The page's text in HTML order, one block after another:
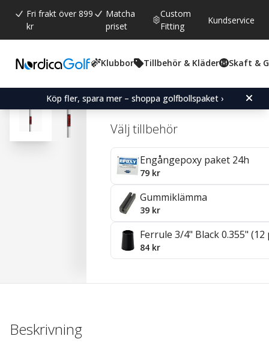
Fri frakt över 899
kr
Matcha
priset
Custom
Fitting
Kundservice
Klubbor Tillbehör & Kläder Skaft &
Köp fler, spara mer – shoppa golfbollspaket ›
Snittbetyg:
4.9 (röster:
8)
KBS Tour V Stål 0.355"
Välj tillbehör
Engångepoxy paket 24h
79 kr
Gummiklämma
39 kr
Ferrule 3/4" Black 0.355" (12
84 kr
Beskrivning